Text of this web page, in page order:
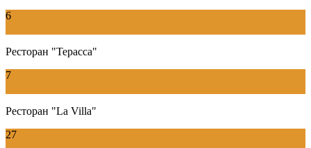
6
Ресторан "Терасса"
7
Ресторан "La Villa"
27